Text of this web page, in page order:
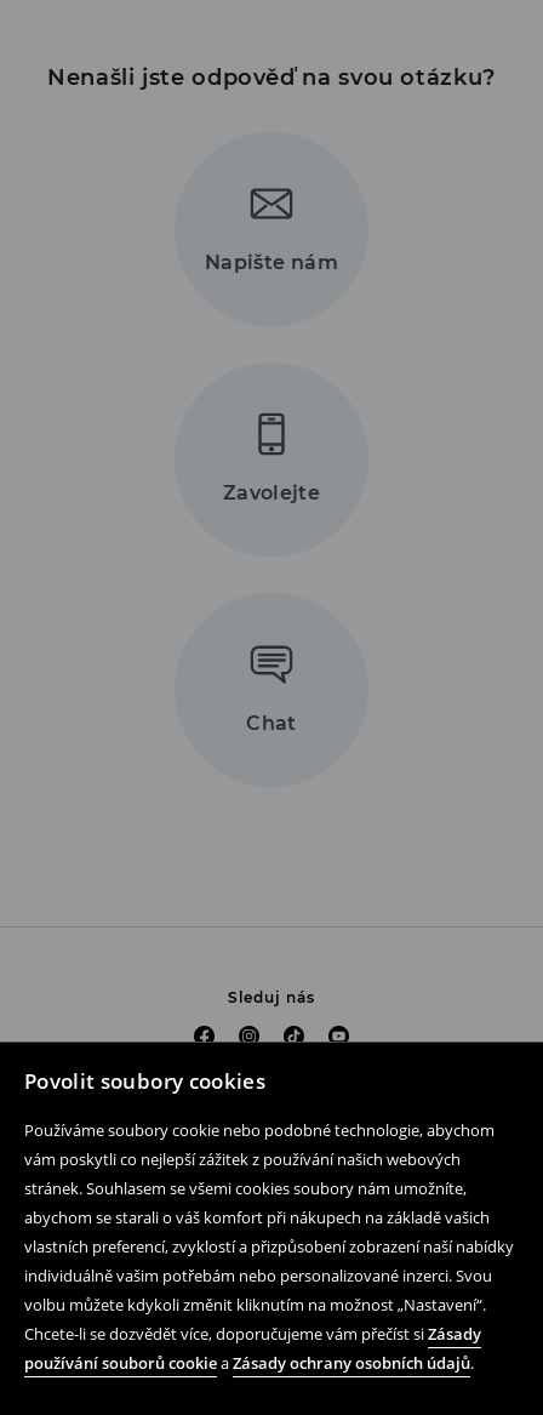
Povolit soubory cookies
Používáme soubory cookie nebo podobné technologie, abychom
vám poskytli co nejlepší zážitek z používání našich webových
stránek. Souhlasem se všemi cookies soubory nám umožníte,
abychom se starali o váš komfort při nákupech na základě vašich
vlastních preferencí, zvyklostí a přizpůsobení zobrazení naší nabídky
individuálně vašim potřebám nebo personalizované inzerci. Svou
volbu můžete kdykoli změnit kliknutím na možnost „Nastavení“.
Chcete-li se dozvědět více, doporučujeme vám přečíst siZásady
používání souborů cookieaZásady ochrany osobních údajů.
Nenašli jste odpověď na svou otázku?
Napište nám
Zavolejte
Chat
Sleduj nás
Pomoc a kontakt
Mobilní aplikaci
Obchodní podmínky a ochrana osobních údajů
Právní záležitosti